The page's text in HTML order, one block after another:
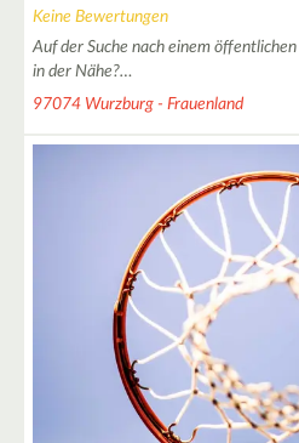
Keine Bewertungen
Auf der Suche nach einem öffentlichen
in der Nähe?…
97074 Wurzburg - Frauenland